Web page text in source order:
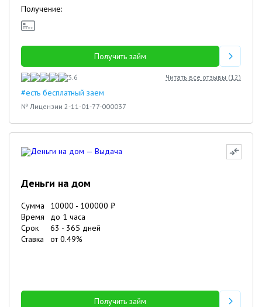
Получение:
Получить займ
3.6 Читать все отзывы (12)
#есть бесплатный заем
№ Лицензии 2-11-01-77-000037
Деньги на дом
Сумма 10000 - 100000 ₽
Время
до 1 часа
Срок
63 - 365 дней
Ставка
от0.49%
Получить займ